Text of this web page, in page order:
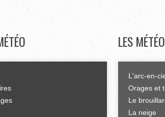
LES
L'arc-en-
Orages et
Le
La neige